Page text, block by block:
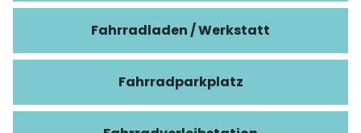
Fahrradladen / Werkstatt
Fahrradparkplatz